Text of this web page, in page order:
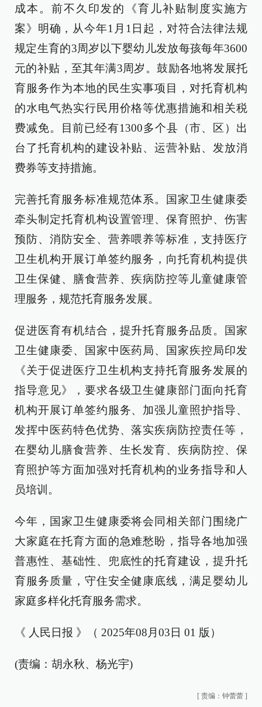
成本。前不久印发的《育儿补贴制度实施方
案》明确，从今年1月1日起，对符合法律法规
规定生育的3周岁以下婴幼儿发放每孩每年3600
元的补贴，至其年满3周岁。鼓励各地将发展托
育服务作为本地的民生实事项目，对托育机构
的水电气热实行民用价格等优惠措施和相关税
费减免。目前已经有1300多个县（市、区）出
台了托育机构的建设补贴、运营补贴、发放消
费券等支持措施。
完善托育服务标准规范体系。国家卫生健康委
牵头制定托育机构设置管理、保育照护、伤害
预防、消防安全、营养喂养等标准，支持医疗
卫生机构开展订单签约服务，向托育机构提供
卫生保健、膳食营养、疾病防控等儿童健康管
理服务，规范托育服务发展。
促进医育有机结合，提升托育服务品质。国家
卫生健康委、国家中医药局、国家疾控局印发
《关于促进医疗卫生机构支持托育服务发展的
指导意见》，要求各级卫生健康部门面向托育
机构开展订单签约服务、加强儿童照护指导、
发挥中医药特色优势、落实疾病防控责任等，
在婴幼儿膳食营养、生长发育、疾病防控、保
育照护等方面加强对托育机构的业务指导和人
员培训。
今年，国家卫生健康委将会同相关部门围绕广
大家庭在托育方面的急难愁盼，指导各地加强
普惠性、基础性、兜底性的托育建设，提升托
育服务质量，守住安全健康底线，满足婴幼儿
家庭多样化托育服务需求。
《 人民日报 》（ 2025年08月03日 01 版）
(责编：胡永秋、杨光宇)
[ 责编：钟蕾蕾 ]